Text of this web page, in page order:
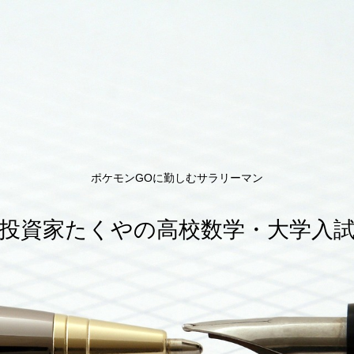
ポケモンGOに勤しむサラリーマン
資家たくやの高校数学・大学入